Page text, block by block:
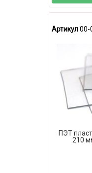
Артикул00-
ПЭТ
210